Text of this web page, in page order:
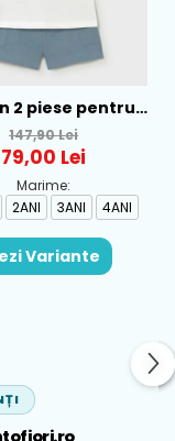
2 piese pentru
Mayoral, Alb-
- 1665-31
147,90 Lei
79,00 Lei
Marime:
2ANI 3ANI 4ANI
Variante